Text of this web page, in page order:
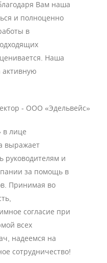
Вам наша
и полноценно
в
Наша
активную
- ООО «Эдельвейс»
в лице
выражает
руководителям и
за помощь в
Принимая во
согласие при
всех
надеемся на
сотрудничество!